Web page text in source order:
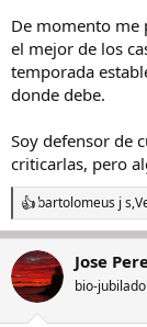
De momento me
el mejor de los
temporada
donde debe.
Soy defensor de
criticarlas, pero
R
e
c
c
i
bartolomeus j s,
Jose
bio-jubilado